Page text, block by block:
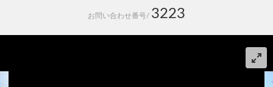
お問い合わせ番号/ 3223